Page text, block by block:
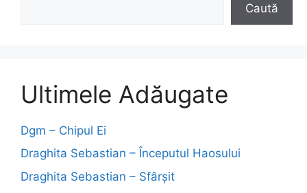
Caută
Ultimele Adăugate
Dgm – Chipul Ei
Draghita Sebastian – Începutul Haosului
Draghita Sebastian – Sfârșit